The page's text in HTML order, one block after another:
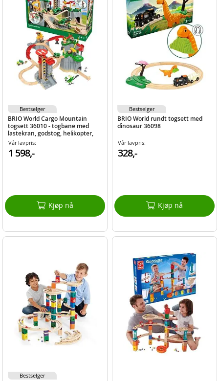
BRIO World Cargo Mountain
togsett 36010 - togbane med
lastekran, godstog, helikopter,
heis og mer
Vår lavpris:
1 598,-
Kjøp nå
Bestselger
BRIO World rundt togsett med
dinosaur 36098
Vår lavpris:
328,-
Kjøp nå
Bestselger
Bestselger